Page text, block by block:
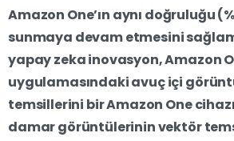
Amazon One’ın aynı doğruluğu
sunmaya devam etmesini
yapay zeka inovasyon, Amazon
uygulamasındaki avuç içi
temsillerini bir Amazon One
damar görüntülerinin vektör